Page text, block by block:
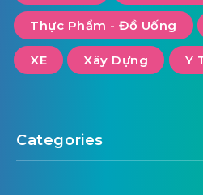
Thực Phẩm - Đồ Uống
XE Xây Dựng Y
Categories